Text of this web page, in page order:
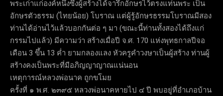
พระเก่าแก่องค์หนึ่งซึ่งผู้สร้างได้จารึกอักษรไว้ตรงแท่นพระ เป็น
อักษรตัวธรรม (ไทยน้อย) โบราณ แต่ผู้รู้อักษรธรรมโบราณมีสอง
ท่านได้อ่านไว้แล้วบอกกันต่อ ๆ มา (ขณะนี้ท่านทั้งสองได้ถึงแก่
กรรมไปแล้ว) มีความว่า สร้างเมื่อปี จ.ศ. 170 แห่งพุทธกาลปีจอ
เดือน 3 ขึ้น 13 ค่ำ ยามกลองแลง หัวครูคำวงษาเป็นผู้สร้าง ท่านผู้
สร้างคงเป็นพระที่มีอภิญญาญาณแน่นอน
เหตุการณ์หลวงพ่อนาค ถูกขโมย
ครั้งที่ ๑ พ.ศ. ๒๓๙๕ หลวงพ่อนาคหายไป ๔ ปี พบอยู่ที่อำเภอบ้าน